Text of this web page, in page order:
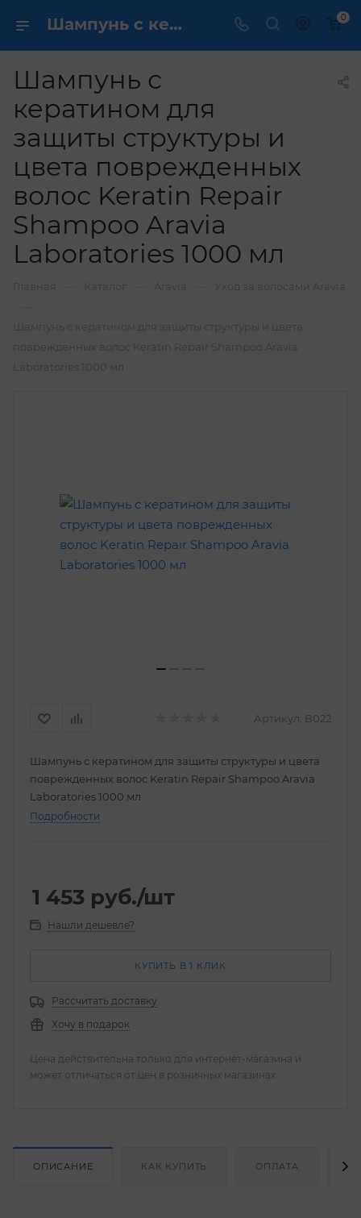
Шампунь с кератином для защиты структуры и цвета поврежденных волос Keratin Repair Shampoo Aravia Laboratories 1000 мл купить по выгодной цене в интернет магазине 0
Шампунь с
кератином для
защиты структуры и
цвета поврежденных
волос Keratin Repair
Shampoo Aravia
Laboratories 1000 мл
Артикул: В022
Шампунь с кератином для защиты структуры и цвета
поврежденных волос Keratin Repair Shampoo Aravia
Laboratories 1000 мл
Подробности
1 453 руб./шт
Нашли дешевле?
КУПИТЬ В 1 КЛИК
Рассчитать доставку
Хочу в подарок
Цена действительна только для интернет-магазина и
может отличаться от цен в розничных магазинах
ОПИСАНИЕ КАК КУПИТЬ ОПЛАТА